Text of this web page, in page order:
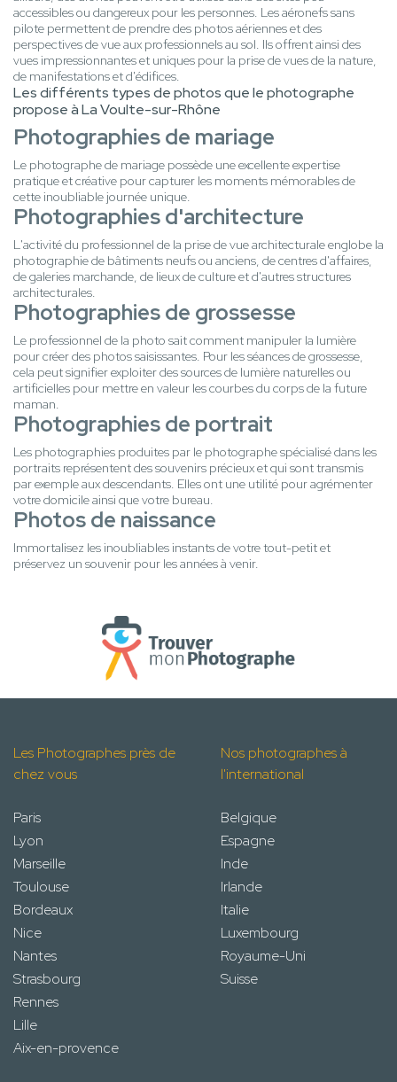
accessibles ou dangereux pour les personnes. Les aéronefs sans
pilote permettent de prendre des photos aériennes et des
perspectives de vue aux professionnels au sol. Ils offrent ainsi des
vues impressionnantes et uniques pour la prise de vues de la nature,
de manifestations et d'édifices.
Les différents types de photos que le photographe
propose à La Voulte-sur-Rhône
Photographies de mariage
Le photographe de mariage possède une excellente expertise
pratique et créative pour capturer les moments mémorables de
cette inoubliable journée unique.
Photographies d'architecture
L'activité du professionnel de la prise de vue architecturale englobe la
photographie de bâtiments neufs ou anciens, de centres d'affaires,
de galeries marchande, de lieux de culture et d'autres structures
architecturales.
Photographies de grossesse
Le professionnel de la photo sait comment manipuler la lumière
pour créer des photos saisissantes. Pour les séances de grossesse,
cela peut signifier exploiter des sources de lumière naturelles ou
artificielles pour mettre en valeur les courbes du corps de la future
maman.
Photographies de portrait
Les photographies produites par le photographe spécialisé dans les
portraits représentent des souvenirs précieux et qui sont transmis
par exemple aux descendants. Elles ont une utilité pour agrémenter
votre domicile ainsi que votre bureau.
Photos de naissance
Immortalisez les inoubliables instants de votre tout-petit et
préservez un souvenir pour les années à venir.
Les Photographes près de
chez vous
Paris
Lyon
Marseille
Toulouse
Bordeaux
Nice
Nantes
Strasbourg
Rennes
Lille
Aix-en-provence
Nos photographes à
l'international
Belgique
Espagne
Inde
Irlande
Italie
Luxembourg
Royaume-Uni
Suisse